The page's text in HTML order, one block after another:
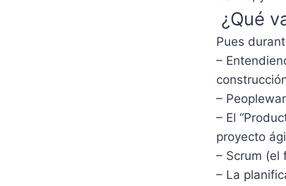
¿Qué
Pues
–
–
– El
proyecto
– Scrum (el
– La